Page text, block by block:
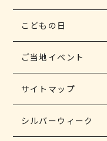
こどもの日
ご当地イベント
サイトマップ
シルバーウィーク